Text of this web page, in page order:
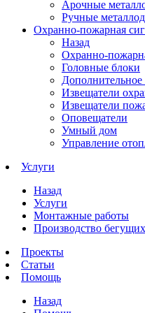
Арочные
Ручные
Охранно-пожарная
Назад
Охранно-
Головные блоки
Дополнительное
Извещатели
Извещатели
Оповещатели
Умный дом
Управление
Услуги
Назад
Услуги
Монтажные работы
Производство
Проекты
Статьи
Помощь
Назад